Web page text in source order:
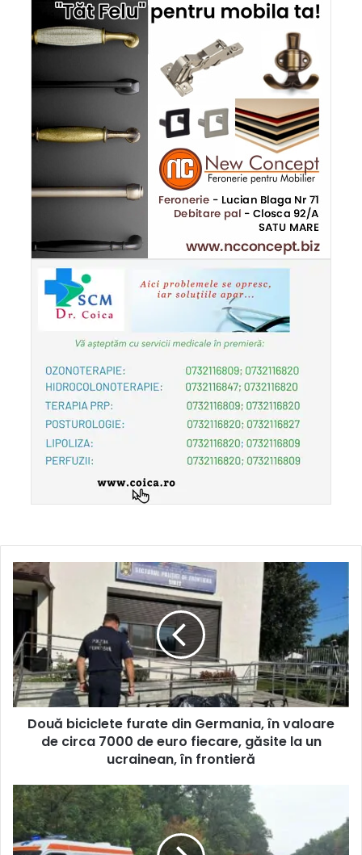
Două biciclete furate din Germania, în valoare
de circa 7000 de euro fiecare, găsite la un
ucrainean, în frontieră